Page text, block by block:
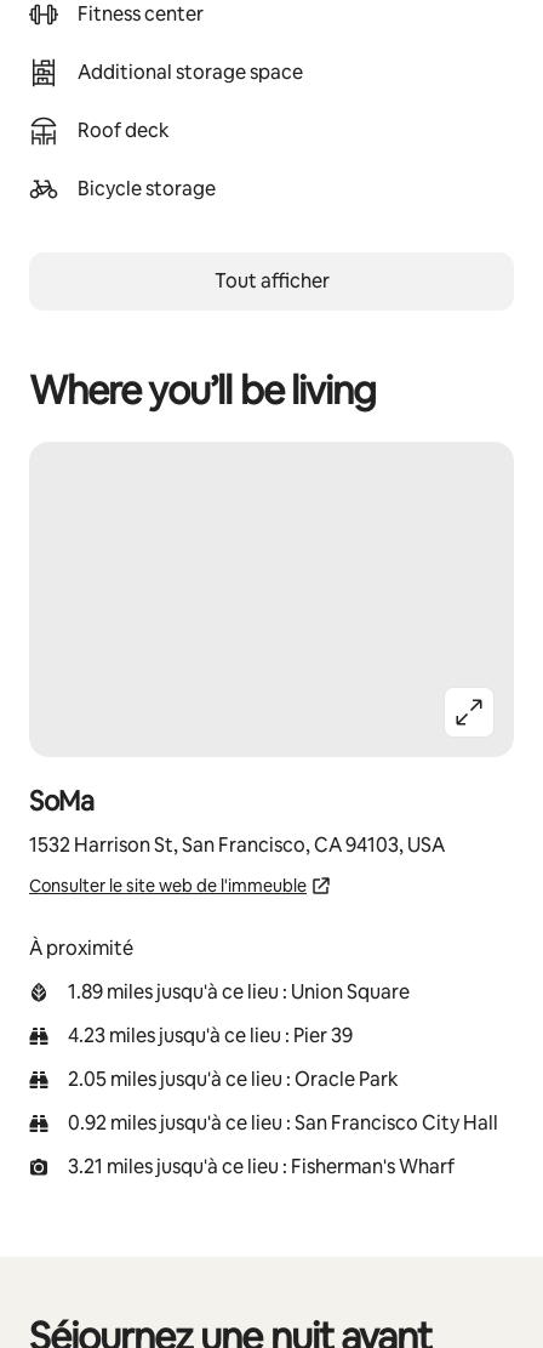
Fitness center
Additional storage space
Roof deck
Bicycle storage
Tout afficher
Where you’ll be living
SoMa
1532 Harrison St, San Francisco, CA 94103, USA
Consulter le site web de l'immeuble
À proximité
1.89 miles jusqu'à ce lieu : Union Square
4.23 miles jusqu'à ce lieu : Pier 39
2.05 miles jusqu'à ce lieu : Oracle Park
0.92 miles jusqu'à ce lieu : San Francisco City Hall
3.21 miles jusqu'à ce lieu : Fisherman's Wharf
Séjournez une nuit avant
0 sur 0 élément visible